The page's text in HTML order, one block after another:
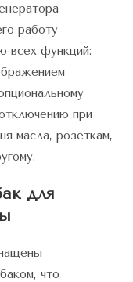
работу
всех функций:
при
масла, розеткам,
для
что